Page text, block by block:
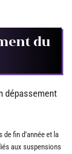
du
dépassement
fin d’année et la
aux suspensions